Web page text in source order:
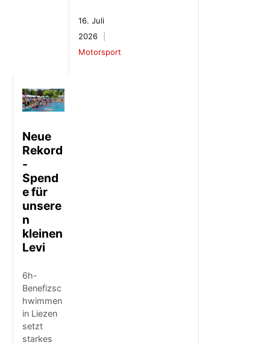
16. Juli
2026
Motorsport
Neue
Rekord
-
Spend
e für
unsere
n
kleinen
Levi
6h-
Benefizsc
hwimmen
in Liezen
setzt
starkes